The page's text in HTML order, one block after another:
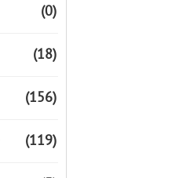
(0)
(18)
(156)
(119)